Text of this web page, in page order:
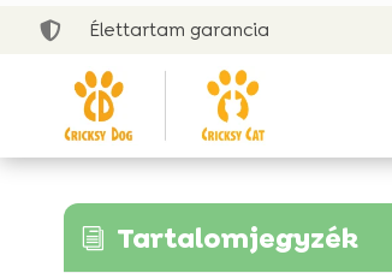
 Élettartam garancia
i Tartalomjegyzék